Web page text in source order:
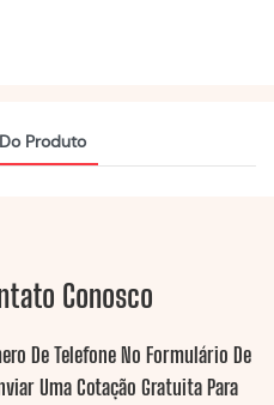
Produto
Conosco
De Telefone No Formulário De
Uma Cotação Gratuita Para